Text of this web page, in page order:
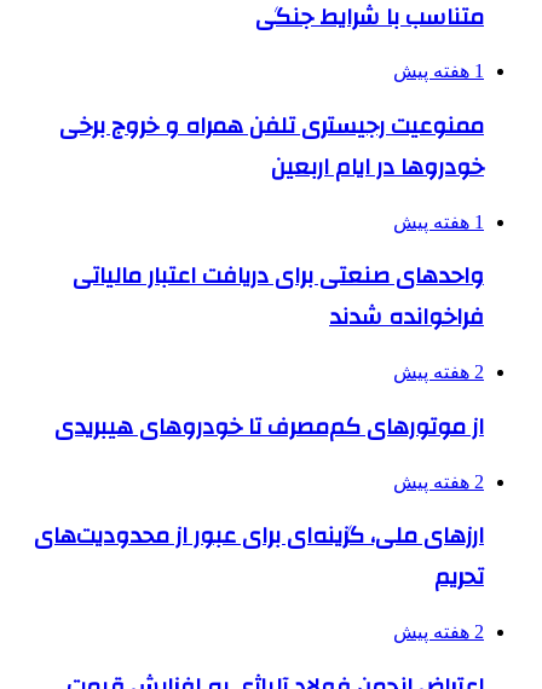
متناسب با شرایط جنگی
1 هفته پیش
ممنوعیت رجیستری تلفن همراه و خروج برخی
خودروها در ایام اربعین
1 هفته پیش
واحدهای صنعتی برای دریافت اعتبار مالیاتی
فراخوانده شدند
2 هفته پیش
از موتورهای کم‌مصرف تا خودروهای هیبریدی
2 هفته پیش
ارزهای ملی، گزینه‌ای برای عبور از محدودیت‌های
تحریم
2 هفته پیش